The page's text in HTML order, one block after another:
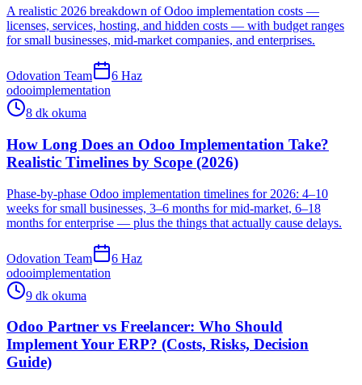
A realistic 2026 breakdown of Odoo implementation costs —
licenses, services, hosting, and hidden costs — with budget ranges
for small businesses, mid-market companies, and enterprises.
Odovation Team
6 Haz
odooimplementation
8 dk okuma
How Long Does an Odoo Implementation Take?
Realistic Timelines by Scope (2026)
Phase-by-phase Odoo implementation timelines for 2026: 4–10
weeks for small businesses, 3–6 months for mid-market, 6–18
months for enterprise — plus the things that actually cause delays.
Odovation Team
6 Haz
odooimplementation
9 dk okuma
Odoo Partner vs Freelancer: Who Should
Implement Your ERP? (Costs, Risks, Decision
Guide)